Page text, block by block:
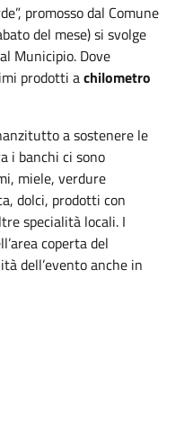
promosso dal Comune
del mese) si svolge
Municipio. Dove
prodotti achilometro
a sostenere le
i banchi ci sono
miele, verdure
dolci, prodotti con
specialità locali. I
coperta del
dell’evento anche in